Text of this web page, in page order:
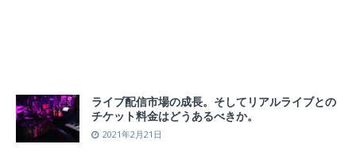
ライブ配信市場の成長。そしてリアルライブとの
チケット料金はどうあるべきか。
2021年2月21日